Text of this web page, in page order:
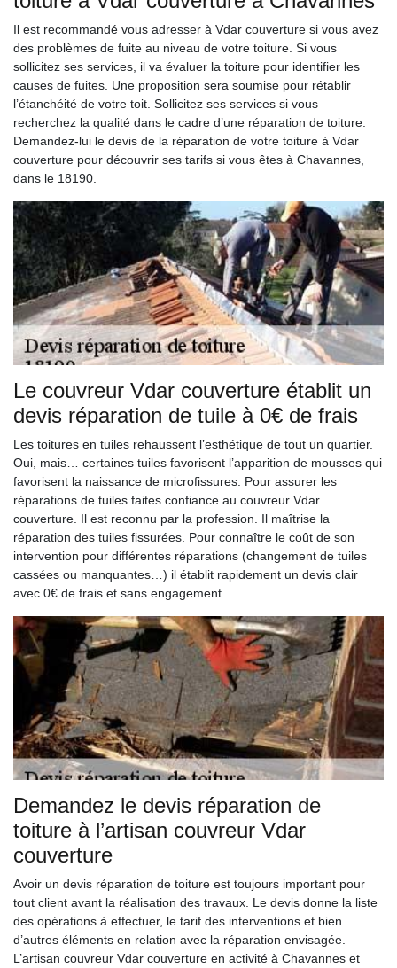
Il est recommandé vous adresser à Vdar couverture si vous avez
des problèmes de fuite au niveau de votre toiture. Si vous
sollicitez ses services, il va évaluer la toiture pour identifier les
causes de fuites. Une proposition sera soumise pour rétablir
l’étanchéité de votre toit. Sollicitez ses services si vous
recherchez la qualité dans le cadre d’une réparation de toiture.
Demandez-lui le devis de la réparation de votre toiture à Vdar
couverture pour découvrir ses tarifs si vous êtes à Chavannes,
dans le 18190.
Le couvreur Vdar couverture établit un
devis réparation de tuile à 0€ de frais
Les toitures en tuiles rehaussent l’esthétique de tout un quartier.
Oui, mais… certaines tuiles favorisent l’apparition de mousses qui
favorisent la naissance de microfissures. Pour assurer les
réparations de tuiles faites confiance au couvreur Vdar
couverture. Il est reconnu par la profession. Il maîtrise la
réparation des tuiles fissurées. Pour connaître le coût de son
intervention pour différentes réparations (changement de tuiles
cassées ou manquantes…) il établit rapidement un devis clair
avec 0€ de frais et sans engagement.
Demandez le devis réparation de
toiture à l’artisan couvreur Vdar
couverture
Avoir un devis réparation de toiture est toujours important pour
tout client avant la réalisation des travaux. Le devis donne la liste
des opérations à effectuer, le tarif des interventions et bien
d’autres éléments en relation avec la réparation envisagée.
L’artisan couvreur Vdar couverture en activité à Chavannes et